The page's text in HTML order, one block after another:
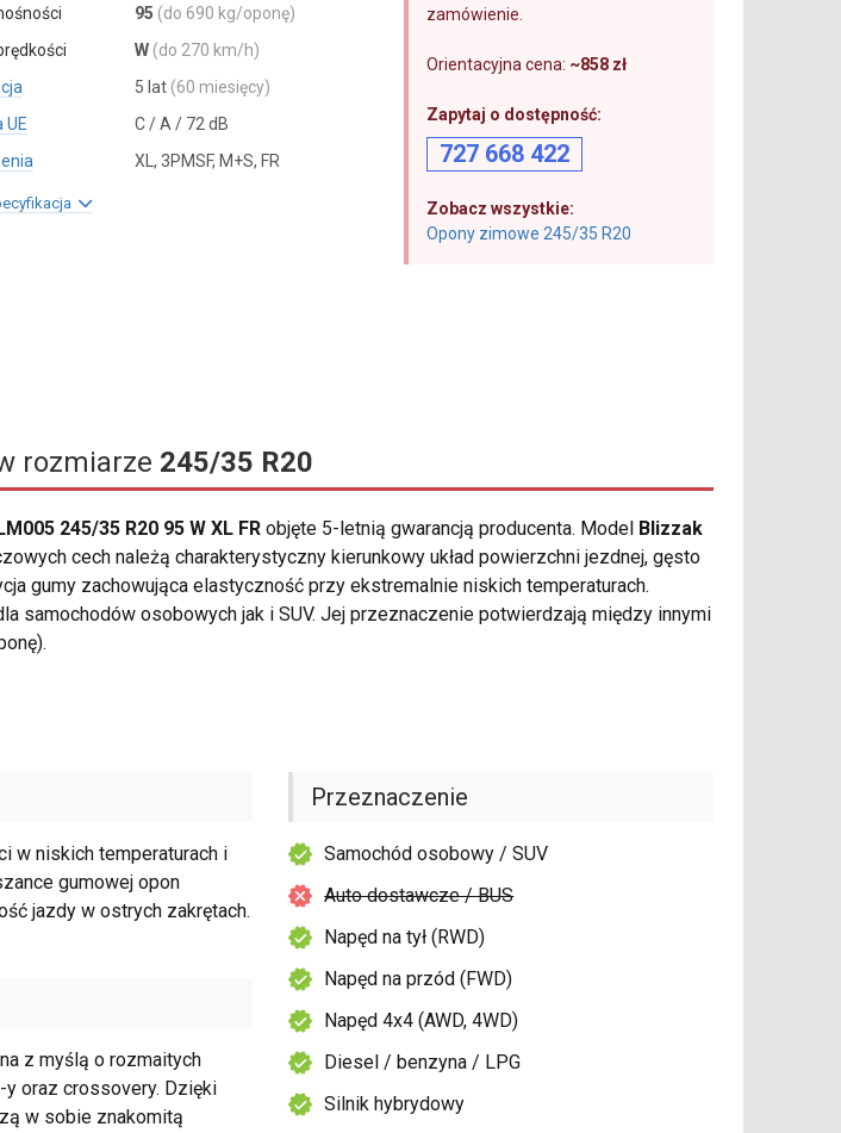
95 (do 690 kg/oponę)
W (do 270 km/h)
5 lat (60 miesięcy)
UE
C / A / 72 dB
XL, 3PMSF, M+S, FR
zamówienie.
Orientacyjna cena: ~858 zł
Zapytaj o dostępność:
727 668 422
Zobacz wszystkie:
Opony zimowe 245/35 R20
rozmiarze 245/35 R20
245/35 R20 95 W XL FR objęte 5-letnią gwarancją producenta. Model Blizzak
cech należą charakterystyczny kierunkowy układ powierzchni jezdnej, gęsto
gumy zachowująca elastyczność przy ekstremalnie niskich temperaturach.
samochodów osobowych jak i SUV. Jej przeznaczenie potwierdzają między innymi
w niskich temperaturach i
gumowej opon
jazdy w ostrych zakrętach.
z myślą o rozmaitych
y oraz crossovery. Dzięki
w sobie znakomitą
Przeznaczenie
Samochód osobowy / SUV
Auto dostawcze / BUS
Napęd na tył (RWD)
Napęd na przód (FWD)
Napęd 4x4 (AWD, 4WD)
Diesel / benzyna / LPG
Silnik hybrydowy